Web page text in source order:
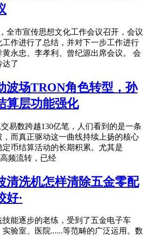
全市宣传思想文化工作会议召开，会议
工作进行了总结，并对下一步工作进行
黄永忠、李孝利、曾纪源出席会议。 会
达了
波场TRON角色转型，孙
算层功能强化
易数跨越130亿笔，人们看到的是一条
而真正驱动这一曲线持续上扬的核心
定币结算活动的长期积累。尤其是
频流转，已经
清洗机怎样清除五金零配
好·
能逐步的老练，受到了五金电子车
验室、医院......等范畴的广泛运用。数